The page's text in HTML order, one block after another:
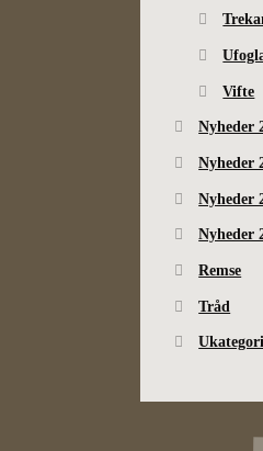
Vifte
Nyheder
Nyheder
Nyheder
Nyheder
Remse
Tråd